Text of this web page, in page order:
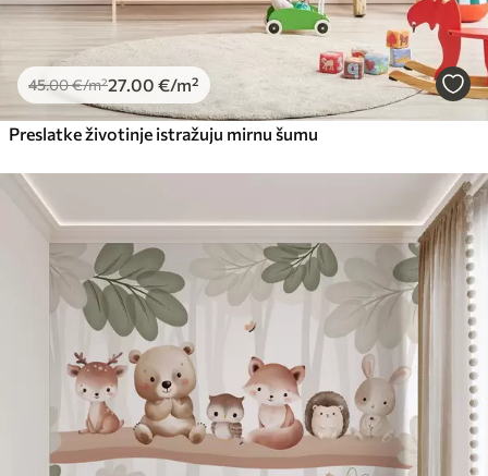
45.00€/m²27.00 €/m²
Preslatke životinje istražuju mirnu šumu